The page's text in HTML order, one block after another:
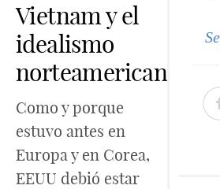
Vietnam y el
idealismo
norteamericano
Como y porque
estuvo antes en
Europa y en Corea,
EEUU debió estar